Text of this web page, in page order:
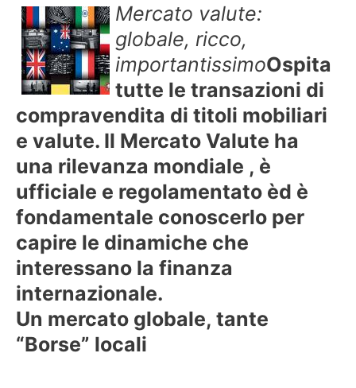
Mercato valute:
globale, ricco,
importantissimoOspita
tutte le transazioni di
compravendita di titoli mobiliari
e valute. Il Mercato Valute ha
una rilevanza mondiale , è
ufficiale e regolamentato èd è
fondamentale conoscerlo per
capire le dinamiche che
interessano la finanza
internazionale.
Un mercato globale, tante
“Borse” locali